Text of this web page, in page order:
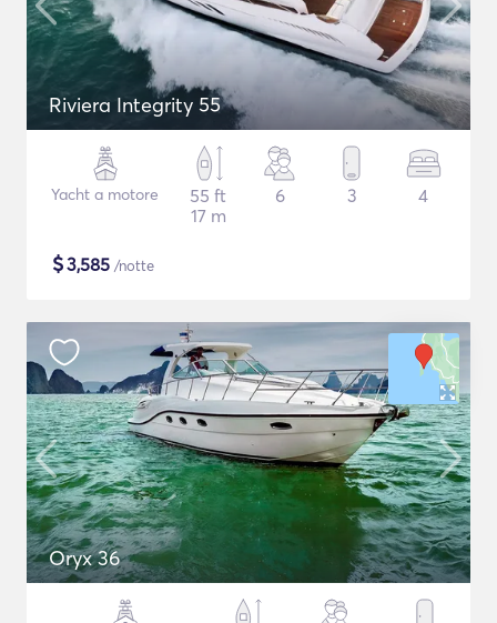
Riviera Integrity 55
Yacht a motore
55 ft
17 m
6 3 4
$3,585 /notte
Oryx 36